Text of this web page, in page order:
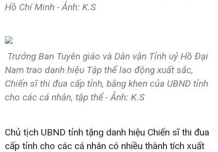
Hồ Chí Minh - Ảnh: K.S
Trưởng Ban Tuyên giáo và Dân vận Tỉnh uỷ Hồ Đại
Nam trao danh hiệu Tập thể lao động xuất sắc,
Chiến sĩ thi đua cấp tỉnh, bằng khen của UBND tỉnh
cho các cá nhân, tập thể - Ảnh: K.S
Chủ tịch UBND tỉnh tặng danh hiệu Chiến sĩ thi đua
cấp tỉnh cho các cá nhân có nhiều thành tích xuất